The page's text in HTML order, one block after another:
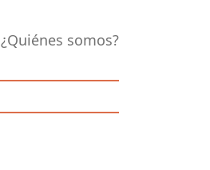
¿Quiénes somos?